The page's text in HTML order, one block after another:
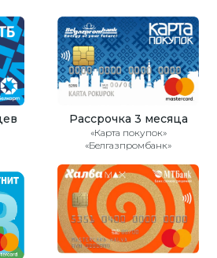
Рассрочка 3 месяца
«Карта покупок»
«Белгазпромбанк»